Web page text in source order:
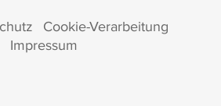
Cookie-Verarbeitung
Impressum